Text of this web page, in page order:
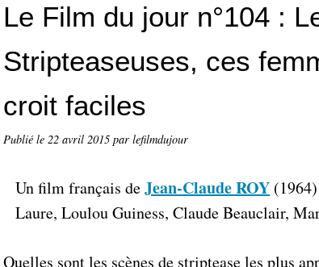
Le Film du jour n°104 :
Stripteaseuses, ces
croit faciles
Publié le 22 avril 2015 par lefilmdujour
Un film français deJean-Claude ROY
Laure, Loulou Guiness, Claude Beauclair,
Quelles sont les scènes de striptease les plus